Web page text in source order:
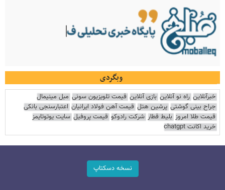
وبگردی
خبرآنلاین راه نو آنلاین بازی آنلاین قیمت تلویزیون سونی مبل مینیمال
جراح بینی گوشتی پرشین هتل قیمت آهن فولاد ایرانیان اعتبارسنجی بانکی
قیمت طلا امروز بلیط قطار شرکت رادوکو قیمت پروفیل سایت یوتوتایمز
خرید اکانت chatgpt
نسخه دسکتاپ